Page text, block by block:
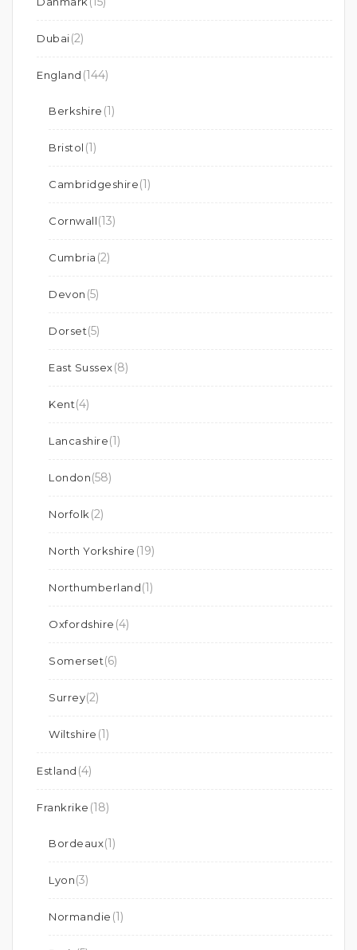
Dubai(2)
England (144)
Berkshire (1)
Bristol (1)
Cambridgeshire(1)
Cornwall(13)
Cumbria (2)
Devon (5)
Dorset(5)
East Sussex(8)
Kent(4)
Lancashire(1)
London(58)
Norfolk (2)
North Yorkshire (19)
Northumberland(1)
Oxfordshire (4)
Somerset(6)
Surrey(2)
Wiltshire (1)
Estland (4)
Frankrike (18)
Bordeaux(1)
Lyon(3)
Normandie (1)